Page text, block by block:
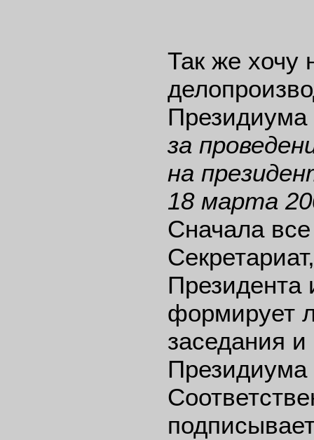
Так же хочу
за
на
18 марта
Сначала
Президента
формирует
заседания
Президиума